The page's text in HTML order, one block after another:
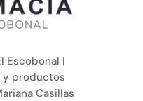
Escobonal |
y productos
Casillas